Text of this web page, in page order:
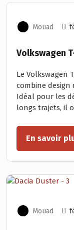
Mouad
Volkswagen
Le Volkswagen
combine
Idéal pour les
longs trajets, il
En savoir
Mouad